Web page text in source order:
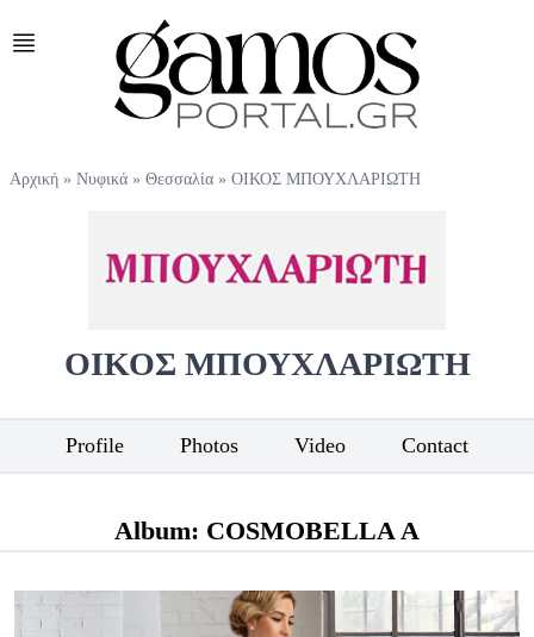
Αρχική » Νυφικά » Θεσσαλία » ΟΙΚΟΣ ΜΠΟΥΧΛΑΡΙΩΤΗ
ΟΙΚΟΣ ΜΠΟΥΧΛΑΡΙΩΤΗ
Profile Photos Video Contact
Album: COSMOBELLA A